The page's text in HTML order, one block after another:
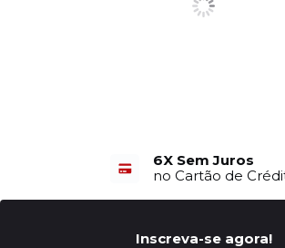
6X Sem Juros
no Cartão de
Inscreva-se agora!